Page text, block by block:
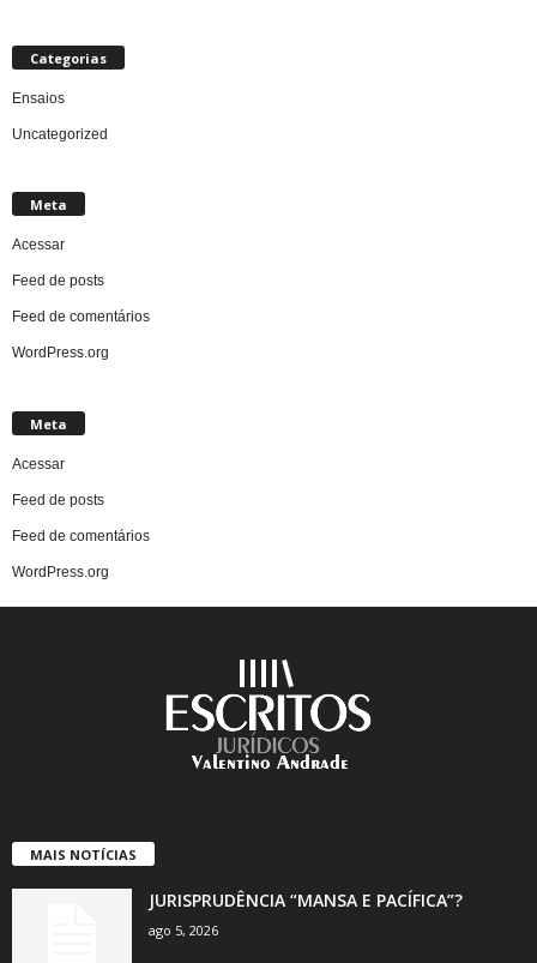
Categorias
Ensaios
Uncategorized
Meta
Acessar
Feed de posts
Feed de comentários
WordPress.org
Meta
Acessar
Feed de posts
Feed de comentários
WordPress.org
MAIS NOTÍCIAS
JURISPRUDÊNCIA “MANSA E PACÍFICA”?
ago 5, 2026